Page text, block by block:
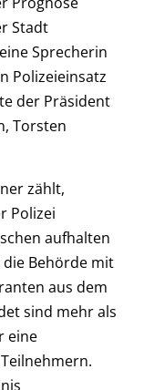
Stadt
Sprecherin
Polizeieinsatz
der Präsident
Torsten
zählt,
Polizei
aufhalten
Behörde mit
aus dem
sind mehr als
eine